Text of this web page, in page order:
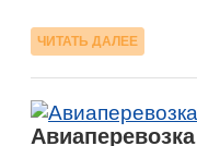
ЧИТАТЬ ДАЛЕЕ